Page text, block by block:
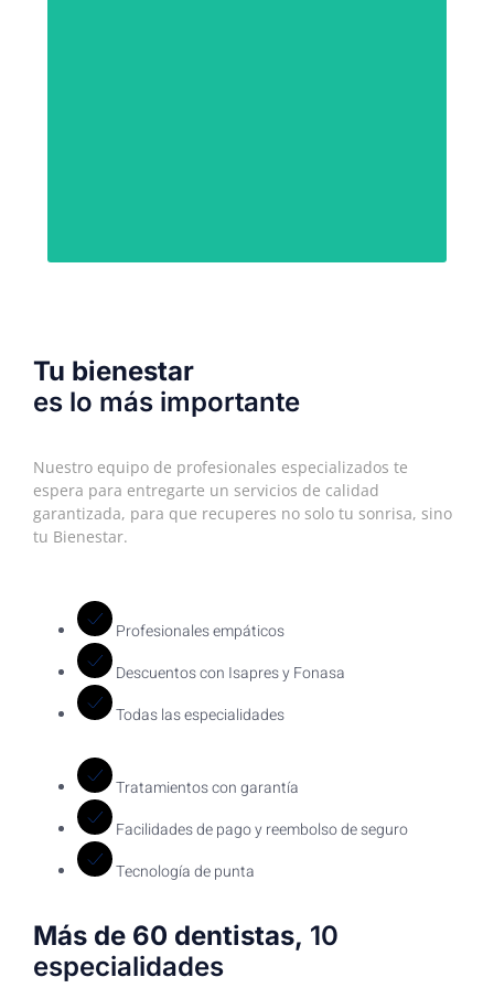
Tu bienestar
es lo más importante
Nuestro equipo de profesionales especializados te
espera para entregarte un servicios de calidad
garantizada, para que recuperes no solo tu sonrisa, sino
tu Bienestar.
Profesionales empáticos
Descuentos con Isapres y Fonasa
Todas las especialidades
Tratamientos con garantía
Facilidades de pago y reembolso de seguro
Tecnología de punta
Más de 60 dentistas, 10
especialidades